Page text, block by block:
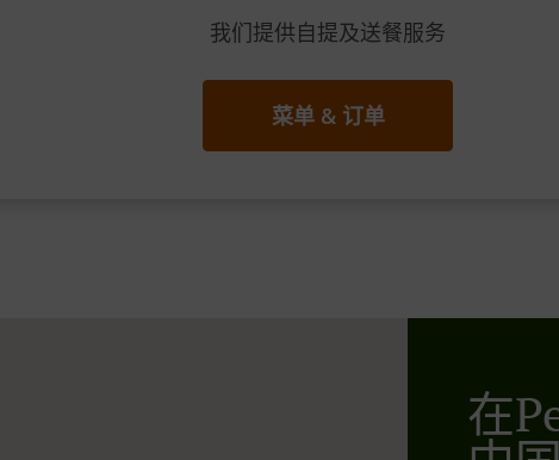
我们提供自提及送餐服务
菜单 & 订单
在